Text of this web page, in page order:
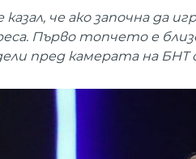
че ако започна да
Първо топчето е
пред камерата на